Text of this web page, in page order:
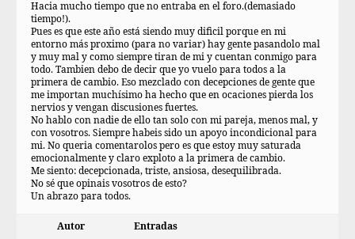
Hacia mucho tiempo que no entraba en el foro.(demasiado
tiempo!).
Pues es que este año está siendo muy dificil porque en mi
entorno más proximo (para no variar) hay gente pasandolo mal
y muy mal y como siempre tiran de mi y cuentan conmigo para
todo. Tambien debo de decir que yo vuelo para todos a la
primera de cambio. Eso mezclado con decepciones de gente que
me importan muchísimo ha hecho que en ocaciones pierda los
nervios y vengan discusiones fuertes.
No hablo con nadie de ello tan solo con mi pareja, menos mal, y
con vosotros. Siempre habeis sido un apoyo incondicional para
mi. No queria comentarolos pero es que estoy muy saturada
emocionalmente y claro exploto a la primera de cambio.
Me siento: decepcionada, triste, ansiosa, desequilibrada.
No sé que opinais vosotros de esto?
Un abrazo para todos.
Autor Entradas